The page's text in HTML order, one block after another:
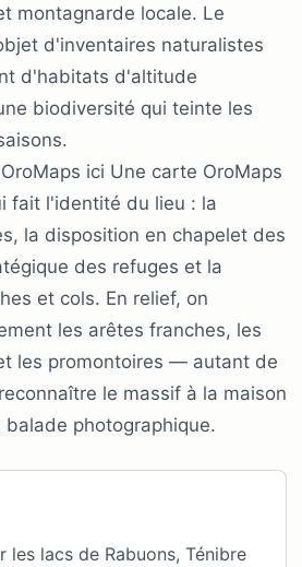
montagnarde locale. Le
d'inventaires naturalistes
d'habitats d'altitude
biodiversité qui teinte les
ici Une carte OroMaps
fait l'identité du lieu : la
la disposition en chapelet des
des refuges et la
et cols. En relief, on
les arêtes franches, les
les promontoires — autant de
le massif à la maison
balade photographique.
les lacs de Rabuons, Ténibre